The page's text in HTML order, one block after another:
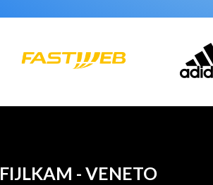
FIJLKAM - VENETO